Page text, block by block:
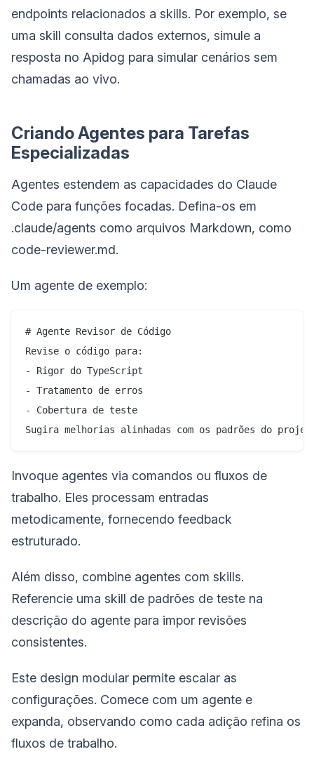
endpoints relacionados a skills. Por exemplo, se
uma skill consulta dados externos, simule a
resposta no Apidog para simular cenários sem
chamadas ao vivo.
Criando Agentes para Tarefas
Especializadas
Agentes estendem as capacidades do Claude
Code para funções focadas. Defina-os em
.claude/agents como arquivos Markdown, como
code-reviewer.md.
Um agente de exemplo:
# Agente Revisor de Código
Revise o código para:
- Rigor do TypeScript
- Tratamento de erros
- Cobertura de teste
Invoque agentes via comandos ou fluxos de
trabalho. Eles processam entradas
metodicamente, fornecendo feedback
estruturado.
Além disso, combine agentes com skills.
Referencie uma skill de padrões de teste na
descrição do agente para impor revisões
consistentes.
Este design modular permite escalar as
configurações. Comece com um agente e
expanda, observando como cada adição refina os
fluxos de trabalho.